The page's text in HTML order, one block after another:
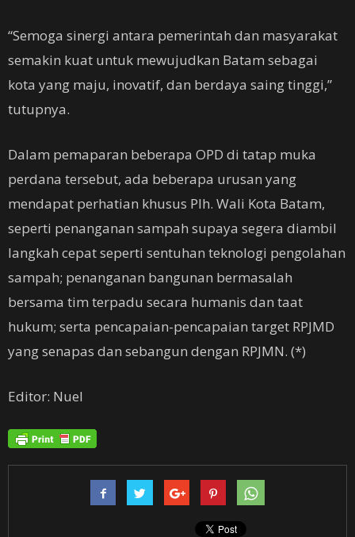
“Semoga sinergi antara pemerintah dan masyarakat
semakin kuat untuk mewujudkan Batam sebagai
kota yang maju, inovatif, dan berdaya saing tinggi,”
tutupnya.
Dalam pemaparan beberapa OPD di tatap muka
perdana tersebut, ada beberapa urusan yang
mendapat perhatian khusus Plh. Wali Kota Batam,
seperti penanganan sampah supaya segera diambil
langkah cepat seperti sentuhan teknologi pengolahan
sampah; penanganan bangunan bermasalah
bersama tim terpadu secara humanis dan taat
hukum; serta pencapaian-pencapaian target RPJMD
yang senapas dan sebangun dengan RPJMN. (*)
Editor: Nuel